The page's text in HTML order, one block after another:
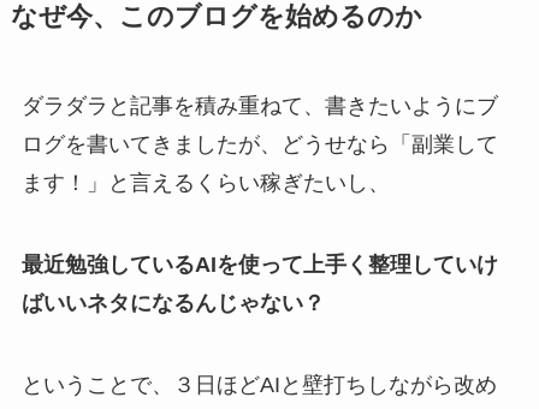
なぜ今、このブログを始めるのか
ダラダラと記事を積み重ねて、書きたいようにブ
ログを書いてきましたが、どうせなら「副業して
ます！」と言えるくらい稼ぎたいし、
最近勉強しているAIを使って上手く整理していけ
ばいいネタになるんじゃない？
ということで、３日ほどAIと壁打ちしながら改め